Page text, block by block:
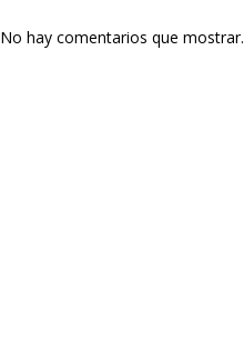
No hay comentarios que mostrar.